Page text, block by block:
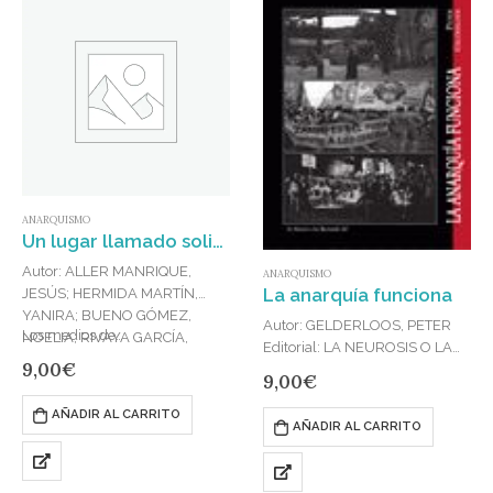
ANARQUISMO
Un lugar llamado solidaridad : El legado de Kropotkin
Autor: ALLER MANRIQUE,
JESÚS; HERMIDA MARTÍN,
YANIRA; BUENO GÓMEZ,
NOELIA; RIVAYA GARCÍA,
BERNAL, ANASTASIO; HEVIA
Editorial: LA NEUROSIS O LAS
BARRICADAS
Publicado en: 2023
Los medios de…
9,00€
AÑADIR AL CARRITO
ANARQUISMO
La anarquía funciona
Autor: GELDERLOOS, PETER
Editorial: LA NEUROSIS O LAS
Publicado en: 2023
ISBN: 978-84-941614-1-4
La idea de que el anarquismo
se basa en una serie de
principios irrealizables está
9,00€
AÑADIR AL CARRITO